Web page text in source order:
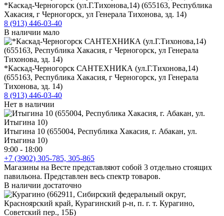
*Каскад-Черногорск (ул.Г.Тихонова,14) (655163, Республика
Хакасия, г Черногорск, ул Генерала Тихонова, зд. 14)
8 (913) 446-03-40
В наличии мало
*Каскад-Черногорск САНТЕХНИКА (ул.Г.Тихонова,14)
(655163, Республика Хакасия, г Черногорск, ул Генерала
Тихонова, зд. 14)
8 (913) 446-03-40
Нет в наличии
Итыгина 10 (655004, Республика Хакасия, г. Абакан, ул.
Итыгина 10)
9:00 - 18:00
+7 (3902) 305-785, 305-865
Магазины на Весте представляют собой 3 отдельно стоящих
павильона. Представлен весь спектр товаров.
В наличии достаточно